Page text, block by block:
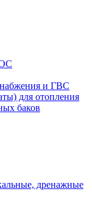
и ГВС
для отопления
баков
дренажные